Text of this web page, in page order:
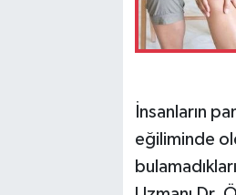
İnsanların
eğiliminde